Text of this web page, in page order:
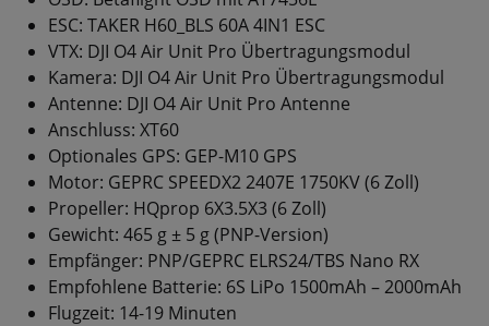
ESC: TAKER H60_BLS 60A 4IN1 ESC
VTX: DJI O4 Air Unit Pro Übertragungsmodul
Kamera: DJI O4 Air Unit Pro Übertragungsmodul
Antenne: DJI O4 Air Unit Pro Antenne
Anschluss: XT60
Optionales GPS: GEP-M10 GPS
Motor: GEPRC SPEEDX2 2407E 1750KV (6 Zoll)
Propeller: HQprop 6X3.5X3 (6 Zoll)
Gewicht: 465 g ± 5 g (PNP-Version)
Empfänger: PNP/GEPRC ELRS24/TBS Nano RX
Empfohlene Batterie: 6S LiPo 1500mAh – 2000mAh
Flugzeit: 14-19 Minuten